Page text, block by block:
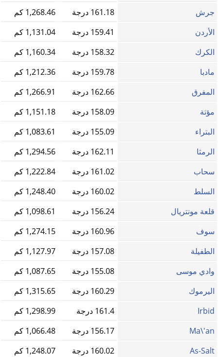
جرش
161.18 درجة
1,268.46 كم
الأردن
159.41 درجة
1,131.04 كم
الكرك
158.32 درجة
1,160.34 كم
مادبا
159.78 درجة
1,212.36 كم
المفرق
162.66 درجة
1,266.91 كم
مؤتة
158.09 درجة
1,151.18 كم
البتراء
155.09 درجة
1,083.61 كم
الرمثا
162.11 درجة
1,294.56 كم
سحاب
161.02 درجة
1,222.84 كم
السلط
160.02 درجة
1,248.40 كم
قلعة مونتريال
156.24 درجة
1,098.61 كم
سوف
160.96 درجة
1,274.15 كم
الطفيلة
157.08 درجة
1,127.97 كم
وادي موسى
155.08 درجة
1,087.65 كم
اليرموك
160.29 درجة
1,315.65 كم
Irbid
161.4 درجة
1,298.99 كم
Ma\'an
156.17 درجة
1,066.48 كم
As-Salt
160.02 درجة
1,248.07 كم